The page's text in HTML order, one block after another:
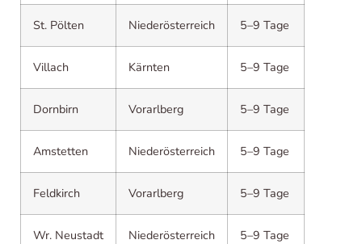
St. Pölten Niederösterreich 5–9 Tage
Villach Kärnten 5–9 Tage
Dornbirn Vorarlberg 5–9 Tage
Amstetten Niederösterreich 5–9 Tage
Feldkirch Vorarlberg 5–9 Tage
Wr. Neustadt Niederösterreich 5–9 Tage